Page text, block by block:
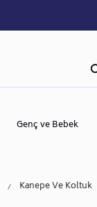
Genç ve Bebek
Kanepe Ve Koltuk